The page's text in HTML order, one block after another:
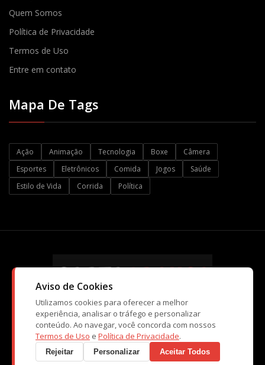
Quem Somos
Política de Privacidade
Termos de Uso
Entre em contato
Mapa De Tags
Ação Animação Tecnologia Boxe
Câmera
Esportes
Eletrônicos Comida Jogos
Saúde
Estilo de Vida
Corrida Política
© Copyright CartaBranca 2026. Kopi Tecnologia e Atividades de
Ensino Ltda
CNPJ: 10.998.551/0001-40 - Caraguatatuba / SP
Aviso de Cookies
Utilizamos cookies para oferecer a melhor
experiência, analisar o tráfego e personalizar
conteúdo. Ao navegar, você concorda com nossos
Termos de Uso e Política de Privacidade.
Rejeitar Personalizar Aceitar Todos